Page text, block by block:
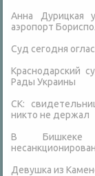
Анна Дурицкая
аэропорт
Суд сегодня
Краснодарский
Рады Украины
СК:
никто не держал
В Бишкеке
Девушка из